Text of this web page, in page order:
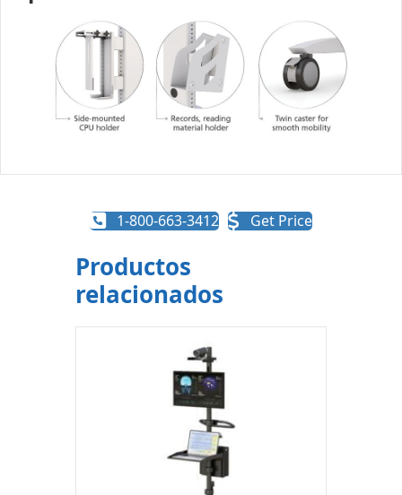
1-800-663-3412 Get Price
Productos
relacionados